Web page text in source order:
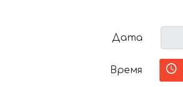
Дата
Время